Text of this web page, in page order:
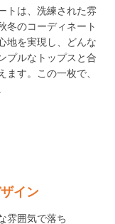
トは、洗練された雰
冬のコーディネート
地を実現し、どんな
プルなトップスと合
す。この一枚で、
イン
雰囲気で落ち